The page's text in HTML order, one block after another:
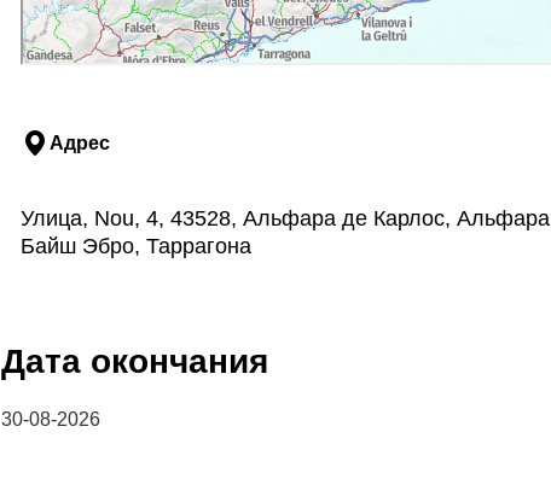
Адрес
Улица, Nou, 4, 43528, Альфара де Карлос,
Байш Эбро, Таррагона
Дата окончания
30-08-2026